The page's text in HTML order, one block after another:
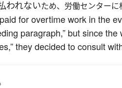
われないため、労働センターに
for overtime work in the
paragraph,” but since
they decided to consult